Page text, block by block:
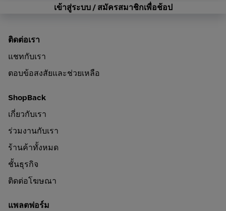
เข้าสู่ระบบ / สมัครสมาชิกเพื่อช้อป
ติดต่อเรา
แชทกับเรา
ตอบข้อสงสัยและช่วยเหลือ
ShopBack
เกี่ยวกับเรา
ร่วมงานกับเรา
ร้านค้าทั้งหมด
ชั้นธุรกิจ
ติดต่อโฆษณา
แพลตฟอร์ม